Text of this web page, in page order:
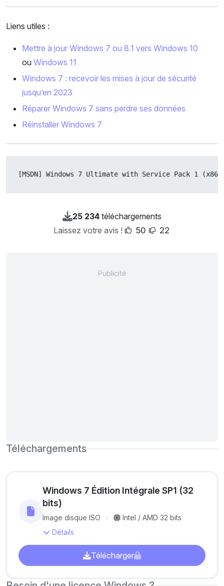
Liens utiles :
Mettre à jour Windows 7 ou 8.1 vers Windows 10
ou Windows 11
Windows 7 : recevoir les mises à jour de sécurité
jusqu’en 2023
Réparer Windows 7 sans perdre ses données
Réinstaller Windows 7
[MSDN] Windows 7 Ultimate with Service Pack 1
25 234 téléchargements
Laissez votre avis !
50 22
Téléchargements
Windows 7 Édition Intégrale SP1 (32
bits)
Image disque ISO
Intel / AMD 32 bits
Détails
Télécharger